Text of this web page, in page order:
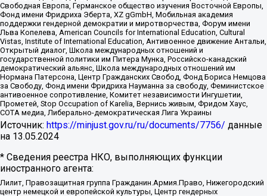
Свободная Европа, Германское общество изучения Восточной Европы,
Фонд имени Фридриха Эберта, XZ gGmbH, Мобильная академия
поддержки гендерной демократии и миротворчества, Форум имени
Льва Копелева, American Councils for International Education, Cultural
Vistas, Institute of International Education, Антивоенное движение Антальи,
Открытый диалог, Школа международных отношений и
государственной политики им Питера Мунка, Российско-канадский
демократический альянс, Школа международных отношений им
Нормана Патерсона, Центр Гражданских Свобод, Фонд Бориса Немцова
за Свободу, Фонд имени Фридриха Науманна за свободу, Феминистское
антивоенное сопротивление, Комитет независимости Ингушетии,
Прометей, Stop Occupation of Karelia, Вернись живым, Фридом Хаус,
СОТА медиа, Либерально-демократическая Лига Украины
Источник: https://minjust.gov.ru/ru/documents/7756/ данные
на 13.05.2024
* Сведения реестра НКО, выполняющих функции
иностранного агента:
Лилит, Правозащитная группа Гражданин.Армия.Право, Нижегородский
центр немецкой и европейской культуры, Центр гендерных